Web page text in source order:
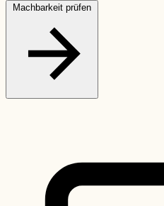
Machbarkeit prüfen